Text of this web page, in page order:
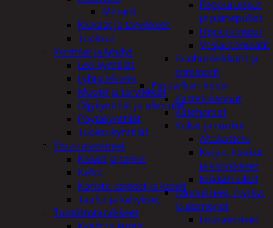
Reppuruiskut
ja painepullot
Uppopumput
Vesiautomaatit
Ruohonleikkurit ja
trimmerit
Puutarhan hoito
Kastelukannut
Kateharsot
Kukat ja ruukut
Altakastelu
Ketjut, koukut
ja kiinnikkeet
Kukkaruukut
Lannoitteet, myrkyt
ja siemenet
Lisäravinteet
Mittarit
Kiukaat ja tarvikkeet
Tuoksut
Kynttilät ja lyhdyt
Led-kynttilät
Lyhtytelineet
Muotit ja tarvikkeet
Öljykynttilät ja ulkotulet
Pöytäkynttilät
Tuoksukynttilät
Sisustusesineet
Kalvot ja tarrat
Kellot
Koriste-esineet ja kasvit
Taulut ja kehykset
Toimistotarvikkeet